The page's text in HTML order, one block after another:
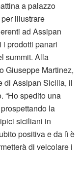
a palazzo
illustrare
ad Assipan
prodotti panari
summit. Alla
Giuseppe Martinez,
di Assipan Sicilia, il
“Ho spedito una
la
siciliani in
positiva e da lì è
di veicolare i